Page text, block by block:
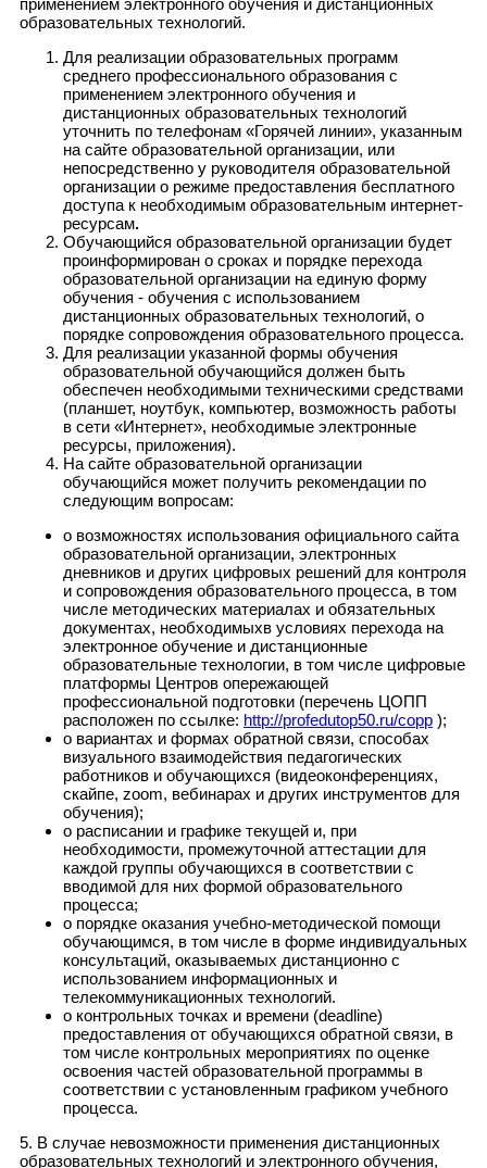
образовательных технологий.
Для реализации образовательных программ
среднего профессионального образования с
применением электронного обучения и
дистанционных образовательных технологий
уточнить по телефонам «Горячей линии», указанным
на сайте образовательной организации, или
непосредственно у руководителя образовательной
организации о режиме предоставления бесплатного
доступа к необходимым образовательным интернет-
ресурсам.
Обучающийся образовательной организации будет
проинформирован о сроках и порядке перехода
образовательной организации на единую форму
обучения - обучения с использованием
дистанционных образовательных технологий, о
порядке сопровождения образовательного процесса.
Для реализации указанной формы обучения
образовательной обучающийся должен быть
обеспечен необходимыми техническими средствами
(планшет, ноутбук, компьютер, возможность работы
в сети «Интернет», необходимые электронные
ресурсы, приложения).
На сайте образовательной организации
обучающийся может получить рекомендации по
следующим вопросам:
о возможностях использования официального сайта
образовательной организации, электронных
дневников и других цифровых решений для контроля
и сопровождения образовательного процесса, в том
числе методических материалах и обязательных
документах, необходимыхв условиях перехода на
электронное обучение и дистанционные
образовательные технологии, в том числе цифровые
платформы Центров опережающей
профессиональной подготовки (перечень ЦОПП
расположен по ссылке: http://profedutop50.ru/copp );
о вариантах и формах обратной связи, способах
визуального взаимодействия педагогических
работников и обучающихся (видеоконференциях,
скайпе, zoom, вебинарах и других инструментов для
обучения);
о расписании и графике текущей и, при
необходимости, промежуточной аттестации для
каждой группы обучающихся в соответствии с
вводимой для них формой образовательного
процесса;
о порядке оказания учебно-методической помощи
обучающимся, в том числе в форме индивидуальных
консультаций, оказываемых дистанционно с
использованием информационных и
телекоммуникационных технологий.
о контрольных точках и времени (deadline)
предоставления от обучающихся обратной связи, в
том числе контрольных мероприятиях по оценке
освоения частей образовательной программы в
соответствии с установленным графиком учебного
процесса.
5. В случае невозможности применения дистанционных
образовательных технологий и электронного обучения,